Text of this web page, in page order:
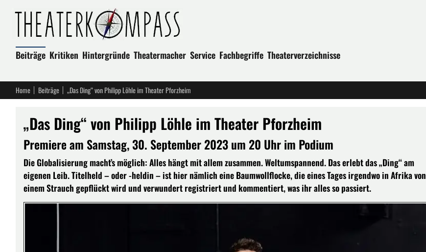
Beiträge Kritiken Hintergründe Theatermacher Service Fachbegriffe Theaterverzeichnisse
Home Beiträge „Das Ding“ von Philipp Löhle im Theater Pforzheim
„Das Ding“ von Philipp Löhle im Theater Pforzheim
Premiere am Samstag, 30. September 2023 um 20 Uhr im Podium
Die Globalisierung macht’s möglich: Alles hängt mit allem zusammen. Weltumspannend. Das erlebt das „Ding“ am
eigenen Leib. Titelheld – oder -heldin – ist hier nämlich eine Baumwollflocke, die eines Tages irgendwo in Afrika von
einem Strauch gepflückt wird und verwundert registriert und kommentiert, was ihr alles so passiert.